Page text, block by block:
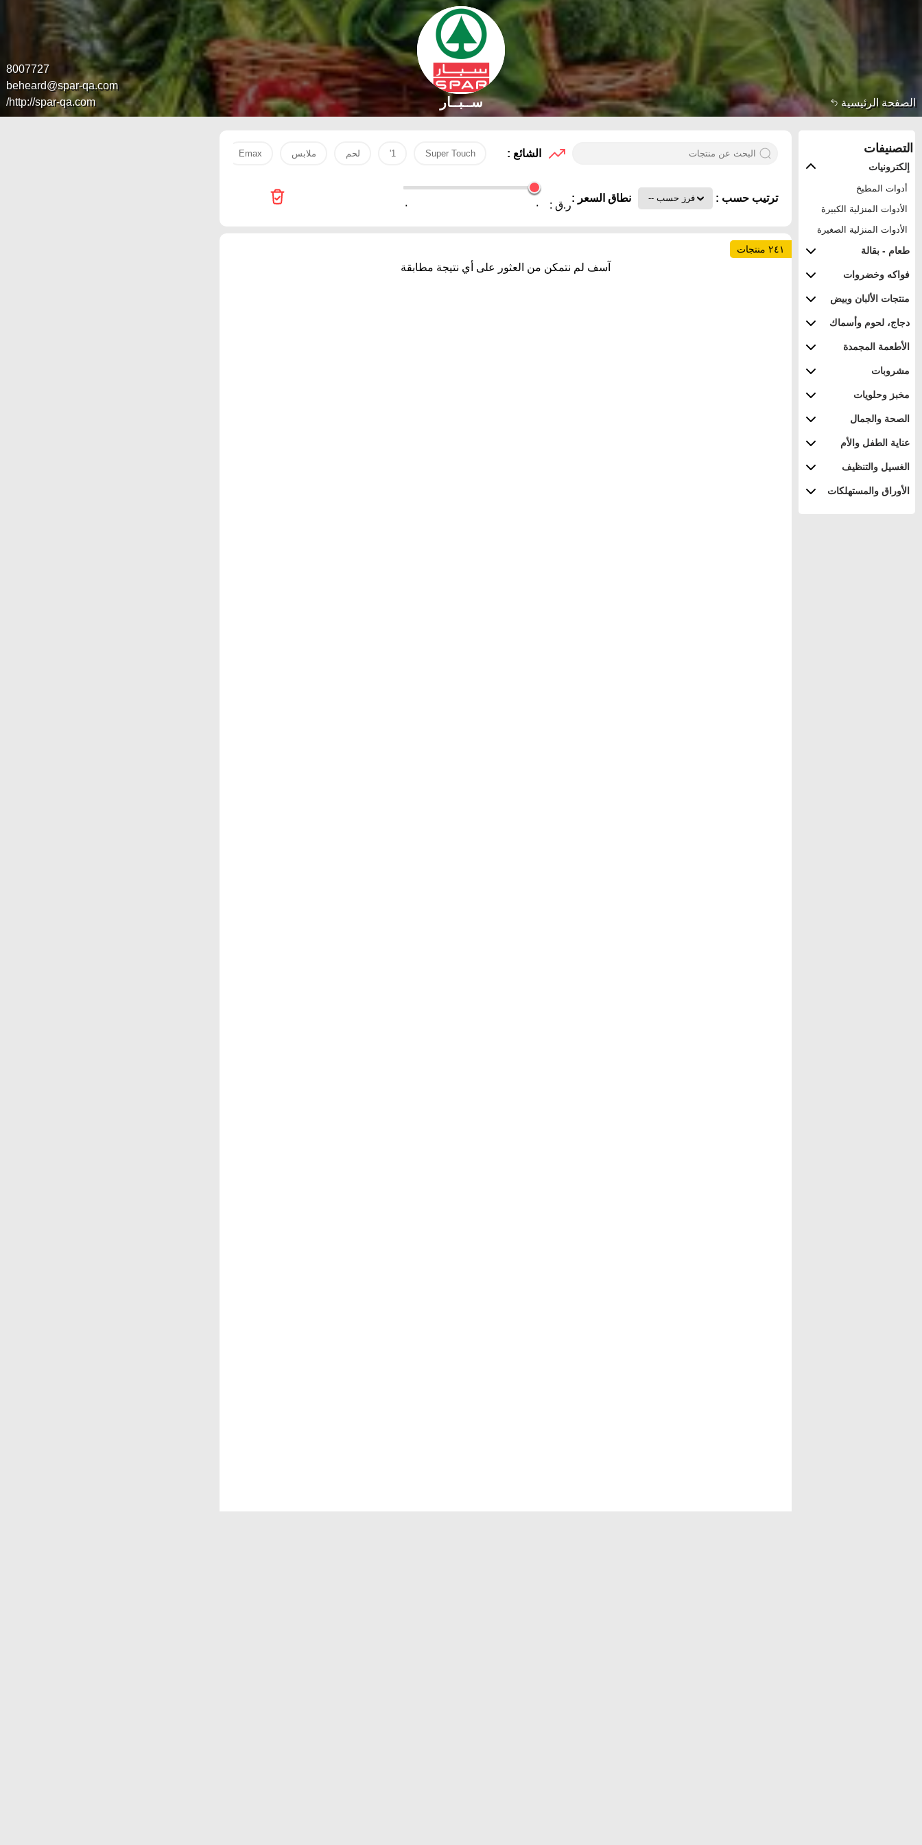
الصفحة الرئيسية
8007727
beheard@spar-qa.com
http://spar-qa.com/
ســبــار
التصنيفات
إلكترونيات
أدوات المطبخ
الأدوات المنزلية الكبيرة
الأدوات المنزلية الصغيرة
طعام - بقالة
فواكه وخضروات
منتجات الألبان وبيض
دجاج، لحوم وأسماك
الأطعمة المجمدة
مشروبات
مخبز وحلويات
الصحة والجمال
عناية الطفل والأم
الغسيل والتنظيف
الأوراق والمستهلكات
الشائع : Super Touch
1' لحم ملابس Emax
ترتيب حسب : نطاق السعر :
ر.ق : ٠ ٠
٢٤١ منتجات
آسف لم نتمكن من العثور على أي نتيجة مطابقة